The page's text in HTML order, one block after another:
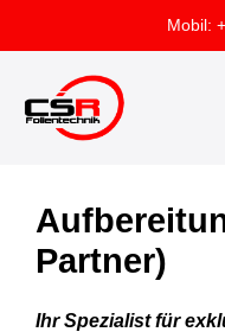
Mobil:
Partner)
Ihr Spezialist für